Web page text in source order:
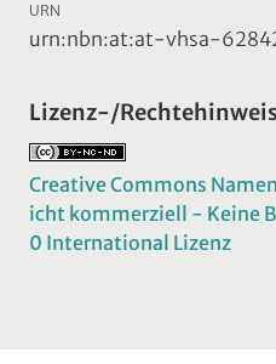
URN
urn:nbn:at:at-vhsa-
Lizenz-/Rechtehinweis
Creative Commons
icht kommerziell - Keine
0 International Lizenz